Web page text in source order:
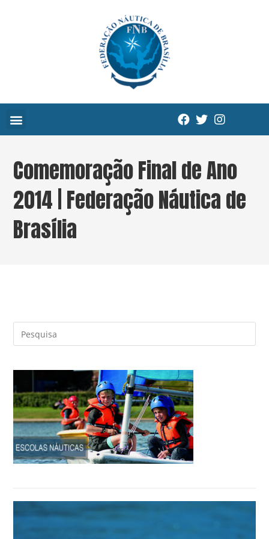
Comemoração Final de Ano
2014 | Federação Náutica de
Brasília